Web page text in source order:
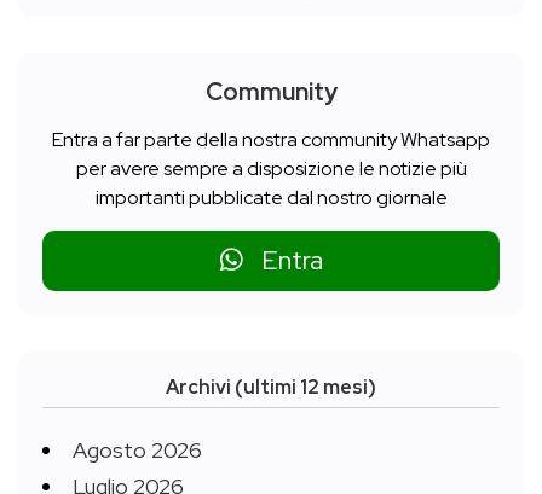
Community
Entra a far parte della nostra community Whatsapp
per avere sempre a disposizione le notizie più
importanti pubblicate dal nostro giornale
Entra
Archivi (ultimi 12 mesi)
Agosto 2026
Luglio 2026